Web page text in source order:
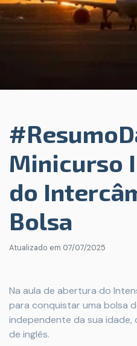
Minicurso
do
Bolsa
Atualizado em 07/07/2025
Na aula de abertura do
para conquistar uma bolsa
independente da sua idade,
de inglês.